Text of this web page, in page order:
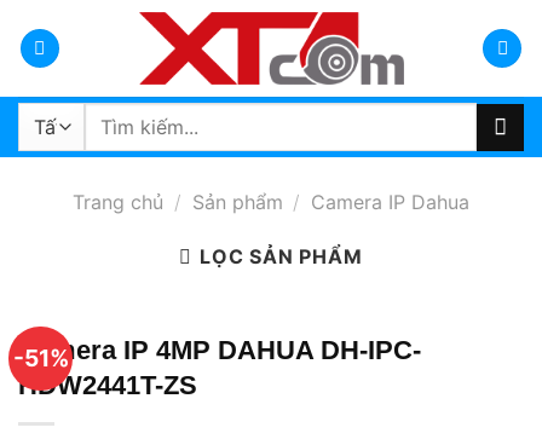
qua
dung
Tìm
Trang chủ / Sản phẩm / Camera IP Dahua
LỌC SẢN PHẨM
-51%
Camera IP 4MP DAHUA DH-IPC-
HDW2441T-ZS